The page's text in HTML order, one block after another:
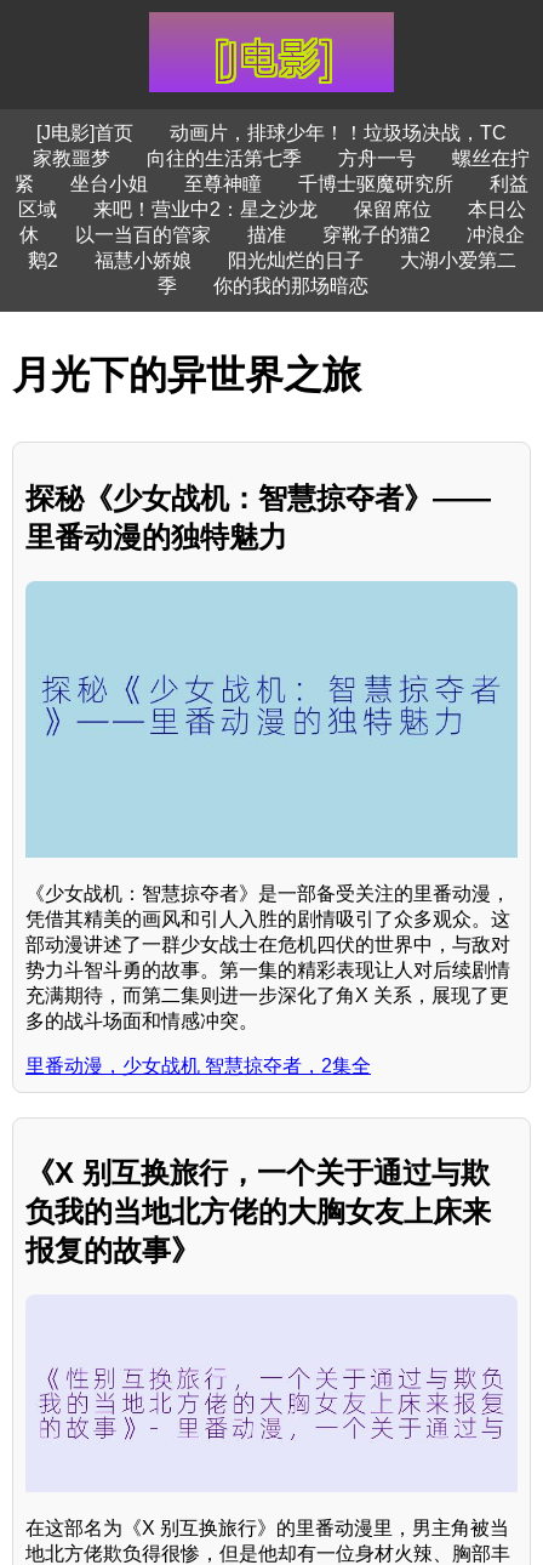
[J电影]首页
动画片，排球少年！！垃圾场决战，TC
家教噩梦
向往的生活第七季 方舟一号
螺丝在拧
紧
坐台小姐 至尊神瞳 千博士驱魔研究所
利益
区域
来吧！营业中2：星之沙龙 保留席位
本日公
休
以一当百的管家 描准 穿靴子的猫2
冲浪企
鹅2
福慧小娇娘 阳光灿烂的日子
大湖小爱第二
季
你的我的那场暗恋
月光下的异世界之旅
探秘《少女战机：智慧掠夺者》——
里番动漫的独特魅力
《少女战机：智慧掠夺者》是一部备受关注的里番动漫，
凭借其精美的画风和引人入胜的剧情吸引了众多观众。这
部动漫讲述了一群少女战士在危机四伏的世界中，与敌对
势力斗智斗勇的故事。第一集的精彩表现让人对后续剧情
充满期待，而第二集则进一步深化了角X 关系，展现了更
多的战斗场面和情感冲突。
里番动漫，少女战机 智慧掠夺者，2集全
《X 别互换旅行，一个关于通过与欺
负我的当地北方佬的大胸女友上床来
报复的故事》
在这部名为《X 别互换旅行》的里番动漫里，男主角被当
地北方佬欺负得很惨，但是他却有一位身材火辣、胸部丰